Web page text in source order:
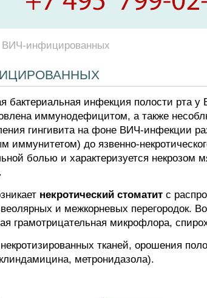
ВИЧ-инфицированных
бактериальная инфекция полости рта
иммунодефицитом, а также
гингивита на фоне ВИЧ-инфекции
иммунитетом) до язвенно-
болью и характеризуется некрозом
некротический стоматит с
и межкорневых перегородок.
грамотрицательная микрофлора,
тканей, орошения
метронидазола).